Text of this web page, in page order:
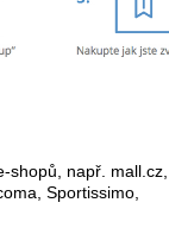
shopů, např. mall.cz,
Sportissimo,